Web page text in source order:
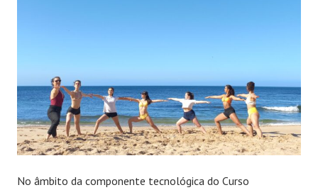
No âmbito da componente tecnológica do Curso